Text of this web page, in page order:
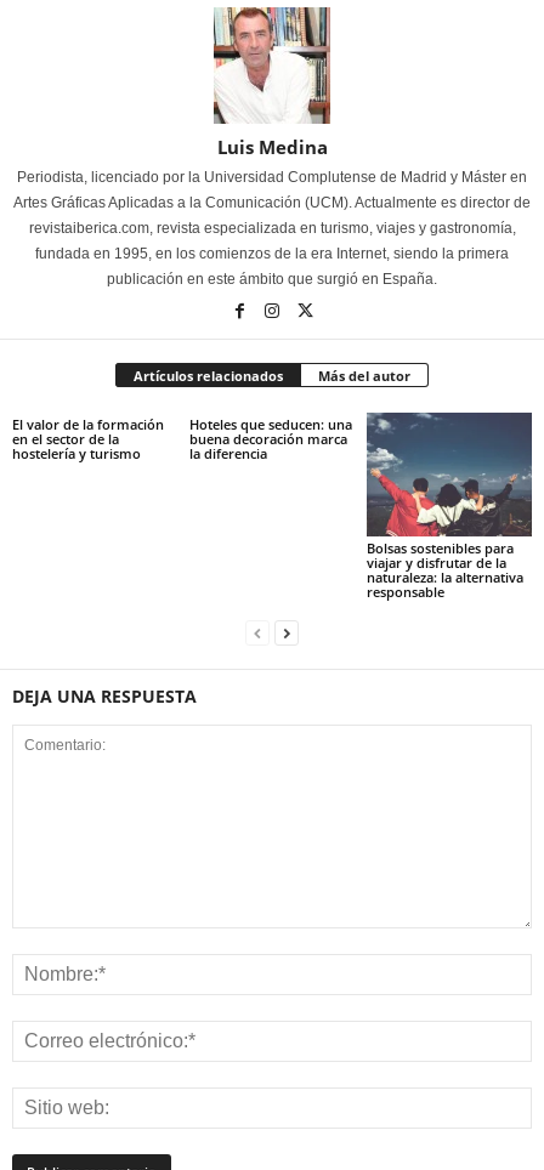
Luis Medina
Periodista, licenciado por la Universidad Complutense de Madrid y Máster en
Artes Gráficas Aplicadas a la Comunicación (UCM). Actualmente es director de
revistaiberica.com, revista especializada en turismo, viajes y gastronomía,
fundada en 1995, en los comienzos de la era Internet, siendo la primera
publicación en este ámbito que surgió en España.
Artículos relacionados Más del autor
El valor de la formación
en el sector de la
hostelería y turismo
Hoteles que seducen: una
buena decoración marca
la diferencia
Bolsas sostenibles para
viajar y disfrutar de la
naturaleza: la alternativa
responsable
DEJA UNA RESPUESTA